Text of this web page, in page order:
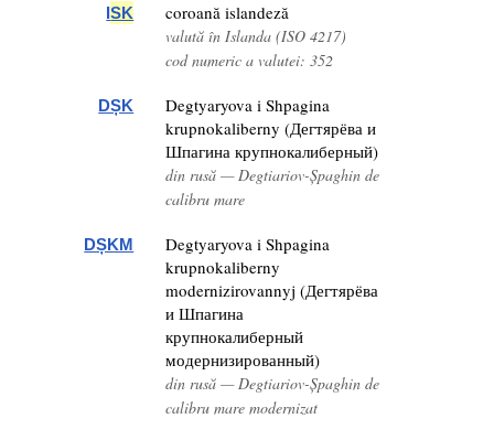
ISK coroană islandeză
valută în Islanda (ISO 4217)
cod numeric a valutei: 352
DȘK
Degtyaryova i Shpagina
krupnokaliberny (Дегтярёва и
Шпагина крупнокалиберный)
din rusă — Degtiariov-Șpaghin de
calibru mare
DȘKM
Degtyaryova i Shpagina
krupnokaliberny
modernizirovannyj (Дегтярёва
и Шпагина
крупнокалиберный
модернизированный)
din rusă — Degtiariov-Șpaghin de
calibru mare modernizat